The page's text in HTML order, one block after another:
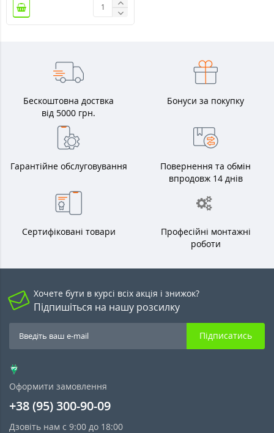
Бескоштовна доствка
від 5000 грн.
Бонуси за покупку
Гарантійне обслуговування
Повернення та обмін
впродовж 14 днів
Сертифіковані товари
Професійні монтажні
роботи
Хочете бути в курсі всіх акція і знижок?
Підпишіться на нашу розсилку
Підписатись
Оформити замовлення
+38 (95) 300-90-09
Дзовіть нам с 9:00 до 18:00